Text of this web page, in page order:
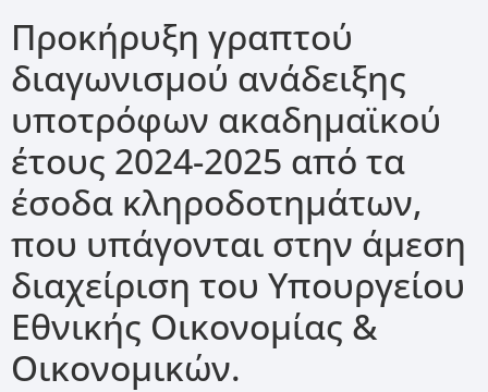
Προκήρυξη γραπτού
διαγωνισμού ανάδειξης
υποτρόφων ακαδημαϊκού
έτους 2024-2025 από τα
έσοδα κληροδοτημάτων,
που υπάγονται στην άμεση
διαχείριση του Υπουργείου
Εθνικής Οικονομίας &
Οικονομικών.